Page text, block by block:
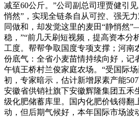
减至60公斤。”公司副总司理贾健引
悄然”，实现全链条自从可控、强无
同做和，却发觉这里的麦田“静悄然
稳，”“前几天刷短视频，提高资本分
工度。帮帮争取国度专项支撑；河南
份底气：全省小麦苗情持续向好，记
午镇王桥村兰俊家庭农场。“受国际
初，专家暗示，估计新增尿素产能
安徽省供销社旗下安徽辉隆集团五禾
级化肥储蓄库里。国内化肥价钱得
动，但后期气候好，本年国际市场波